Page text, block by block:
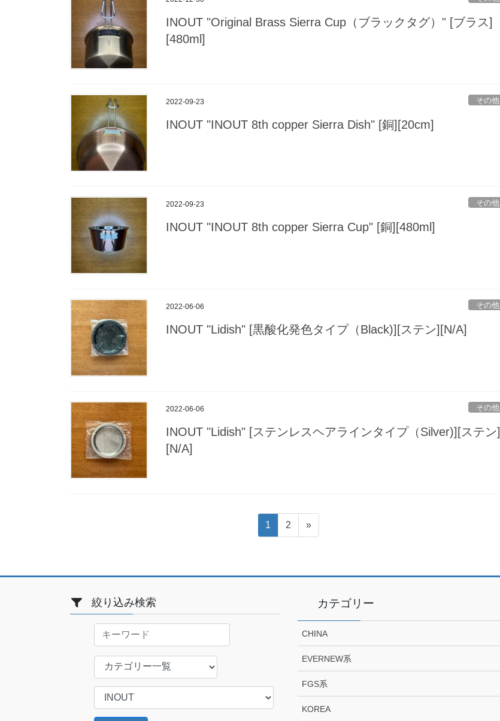
INOUT "Original Brass Sierra Cup（ブラックタグ）" [ブラス]
[480ml]
2022-09-23 その他
INOUT "INOUT 8th copper Sierra Dish" [銅][20cm]
2022-09-23 その他
INOUT "INOUT 8th copper Sierra Cup" [銅][480ml]
2022-06-06 その他
INOUT "Lidish" [黒酸化発色タイプ（Black)][ステン][N/A]
2022-06-06 その他
INOUT "Lidish" [ステンレスヘアラインタイプ（Silver)][ステン]
[N/A]
ペ
ー
固
定
1
固
定
2 »
絞り込み検索 カテゴリー
CHINA
EVERNEW系
FGS系
KOREA